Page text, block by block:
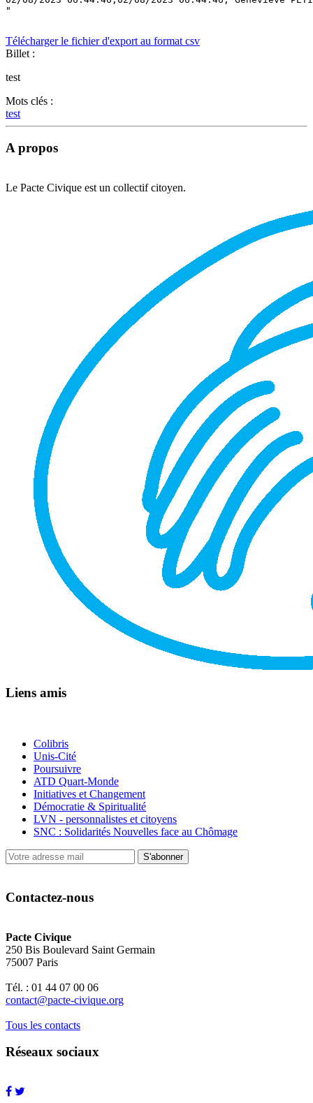
"
Télécharger le fichier d'export au format csv
Billet :
test
Mots clés :
test
A propos
Le Pacte Civique est un collectif citoyen.
Liens amis
Colibris
Unis-Cité
Poursuivre
ATD Quart-Monde
Initiatives et Changement
Démocratie & Spiritualité
LVN - personnalistes et citoyens
SNC : Solidarités Nouvelles face au Chômage
S'abonner
Contactez-nous
Pacte Civique
250 Bis Boulevard Saint Germain
75007 Paris
Tél. : 01 44 07 00 06
contact@pacte-civique.org
Tous les contacts
Réseaux sociaux